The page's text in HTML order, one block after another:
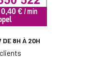
DE 8H À 20H